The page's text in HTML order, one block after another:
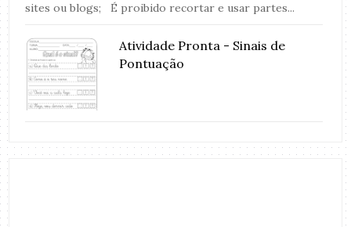
sites ou blogs; É proibido recortar e usar partes...
Atividade Pronta - Sinais de
Pontuação